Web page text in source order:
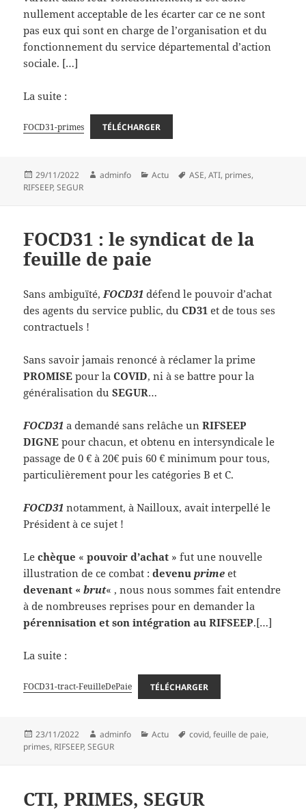
nullement acceptable de les écarter car ce ne sont
pas eux qui sont en charge de l’organisation et du
fonctionnement du service départemental d’action
sociale. […]
La suite :
FOCD31-primes TÉLÉCHARGER
Publié
le
29/11/2022 Auteur
adminfo Catégories
Actu
Mots-
ASE,ATI, primes,
RIFSEEP,SEGUR
FOCD31 : le syndicat de la
feuille de paie
Sans ambiguïté,FOCD31 défend le pouvoir d’achat
des agents du service public, duCD31 et de tous ses
contractuels !
Sans savoir jamais renoncé à réclamer la prime
PROMISE pour laCOVID, ni à se battre pour la
généralisation duSEGUR…
FOCD31 a demandé sans relâche unRIFSEEP
DIGNE pour chacun, et obtenu en intersyndicale le
passage de 0 € à 20€ puis 60 € minimum pour tous,
particulièrement pour les catégories B et C.
FOCD31 notamment, à Nailloux, avait interpellé le
Président à ce sujet !
Lechèque «pouvoir d’achat » fut une nouvelle
illustration de ce combat :devenuprime et
devenant «brut« , nous nous sommes fait entendre
à de nombreuses reprises pour en demander la
pérennisation et son intégration au RIFSEEP.[…]
La suite :
FOCD31-tract-FeuilleDePaie TÉLÉCHARGER
Publié
le
23/11/2022 Auteur
adminfo Catégories
Actu
Mots-
covid,feuille de paie,
primes, RIFSEEP,SEGUR
CTI, PRIMES, SEGUR